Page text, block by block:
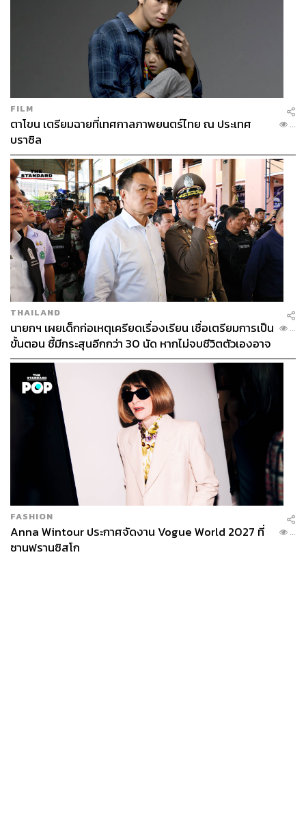
FILM
ตาโขน เตรียมฉายที่เทศกาลภาพยนตร์ไทย ณ ประเทศ
บราซิล
...
THAILAND
นายกฯ เผยเด็กก่อเหตุเครียดเรื่องเรียน เชื่อเตรียมการเป็น
ขั้นตอน ชี้มีกระสุนอีกกว่า 30 นัด หากไม่จบชีวิตตัวเองอาจ
สูญเสียเพิ่ม
...
FASHION
Anna Wintour ประกาศจัดงาน Vogue World 2027 ที่
ซานฟรานซิสโก
...